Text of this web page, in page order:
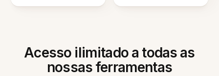
Acesso ilimitado a todas as
nossas ferramentas